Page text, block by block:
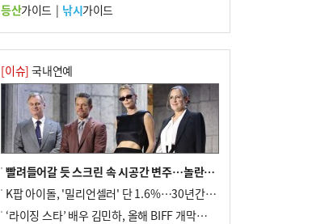
10 탄소흡수력 높여 폭염 대응…부산 도시숲
지도 다시 그린다
등산가이드| 낚시가이드
[이슈] 국내연예
빨려들어갈 듯 스크린 속 시공간 변주…놀란의 메시지는 ‘전쟁 속죄’
K팝 아이돌, '밀리언셀러' 단 1.6%…30년간 등장 1182개팀 전수조사
‘라이징 스타’ 배우 김민하, 올해 BIFF 개막식 사회자 확정